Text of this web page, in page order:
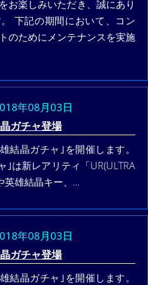
お楽しみいただき、誠にあり
下記の期間において、コン
のためにメンテナンスを実施
年08月03日
ガチャ登場
結晶ガチャ｣を開催します。
｣は新レアリティ「UR(ULTRA
英雄結晶キー、…
年08月03日
ガチャ登場
結晶ガチャ｣を開催します。